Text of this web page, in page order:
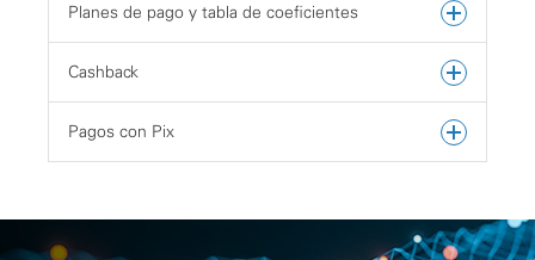
Planes de pago y tabla de coeficientes
Cashback
Pagos con Pix